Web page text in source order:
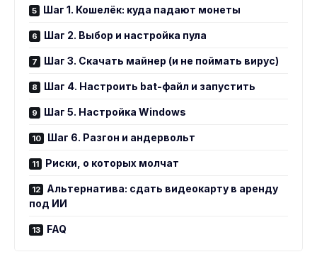
Шаг 1. Кошелёк: куда падают монеты
Шаг 2. Выбор и настройка пула
Шаг 3. Скачать майнер (и не поймать вирус)
Шаг 4. Настроить bat-файл и запустить
Шаг 5. Настройка Windows
Шаг 6. Разгон и андервольт
Риски, о которых молчат
Альтернатива: сдать видеокарту в аренду
под ИИ
FAQ